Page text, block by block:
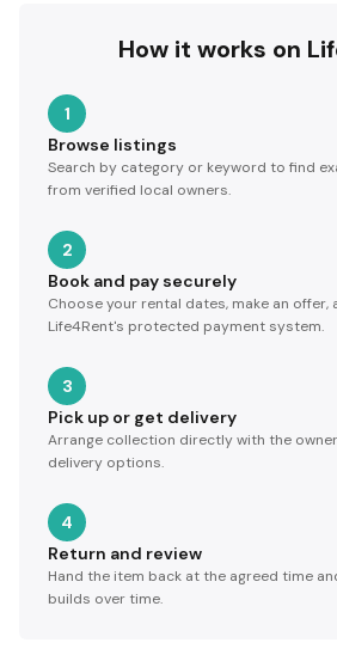
How it works on
1
Browse listings
Search by category or keyword to find
from verified local owners.
2
Book and pay securely
Choose your rental dates, make an offer,
Life4Rent's protected payment system.
3
Pick up or get delivery
Arrange collection directly with the
delivery options.
4
Return and review
Hand the item back at the agreed time
builds over time.